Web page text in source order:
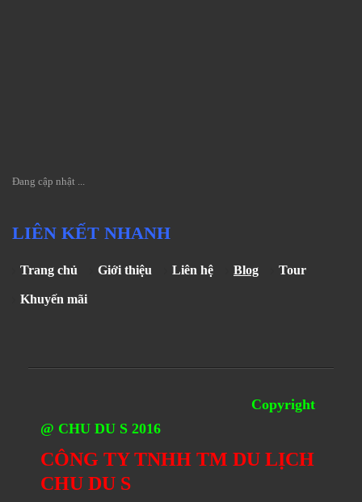
Đang cập nhật ...
LIÊN KẾT NHANH
Trang chủ Giới thiệu Liên hệ Blog Tour
Khuyến mãi
Copyright
@ CHU DU S 2016
CÔNG TY TNHH TM DU LỊCH
CHU DU S